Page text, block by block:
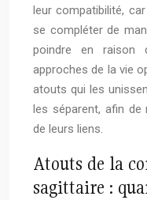
leur compatibilité,
se compléter de
poindre en raison
approches de la vie
atouts qui les
les séparent, afin de
de leurs liens.
Atouts de la
sagittaire :